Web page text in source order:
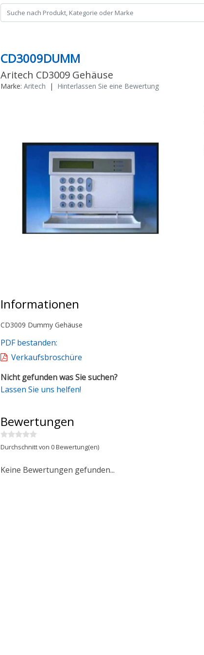
CD3009DUMM
Aritech CD3009 Gehäuse
Marke: Aritech | Hinterlassen Sie eine Bewertung
Informationen
CD3009 Dummy Gehäuse
PDF bestanden:
Verkaufsbroschüre
Nicht gefunden was Sie suchen?
Lassen Sie uns helfen!
Bewertungen
Durchschnitt von 0 Bewertung(en)
Keine Bewertungen gefunden...